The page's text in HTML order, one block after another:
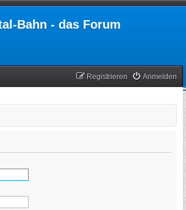
Bahn - das Forum
Anmelden
Registrieren